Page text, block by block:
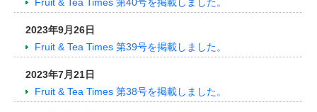
2023年9月26日
Fruit & Tea Times 第39号を掲載しました。
2023年7月21日
Fruit & Tea Times 第38号を掲載しました。